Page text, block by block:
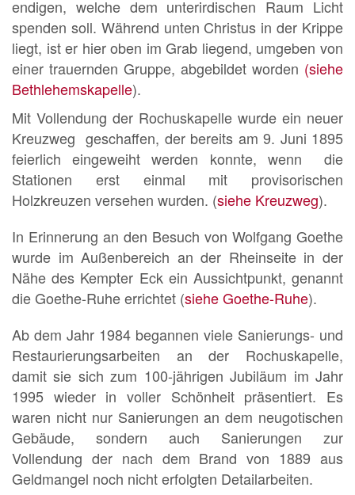
endigen, welche dem unterirdischen Raum Licht
spenden soll. Während unten Christus in der Krippe
liegt, ist er hier oben im Grab liegend, umgeben von
einer trauernden Gruppe, abgebildet worden (siehe
Bethlehemskapelle).
Mit Vollendung der Rochuskapelle wurde ein neuer
Kreuzweg geschaffen, der bereits am 9. Juni 1895
feierlich eingeweiht werden konnte, wenn die
Stationen erst einmal mit provisorischen
Holzkreuzen versehen wurden. (siehe Kreuzweg).
In Erinnerung an den Besuch von Wolfgang Goethe
wurde im Außenbereich an der Rheinseite in der
Nähe des Kempter Eck ein Aussichtpunkt, genannt
die Goethe-Ruhe errichtet (siehe Goethe-Ruhe).
Ab dem Jahr 1984 begannen viele Sanierungs- und
Restaurierungsarbeiten an der Rochuskapelle,
damit sie sich zum 100-jährigen Jubiläum im Jahr
1995 wieder in voller Schönheit präsentiert. Es
waren nicht nur Sanierungen an dem neugotischen
Gebäude, sondern auch Sanierungen zur
Vollendung der nach dem Brand von 1889 aus
Geldmangel noch nicht erfolgten Detailarbeiten.